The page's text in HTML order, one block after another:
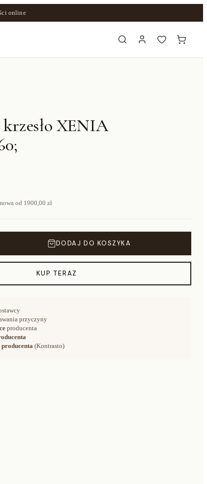
online
krzesło XENIA
od 1900,00 zł
DODAJ DO KOSZYKA
KUP TERAZ
przyczyny
producenta
producenta (Kontrasto)